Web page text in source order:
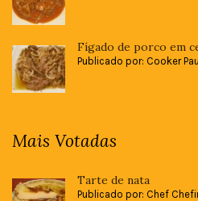
Fígado de porco em
Publicado por: Cooker
Mais Votadas
Tarte de nata
Publicado por: Chef